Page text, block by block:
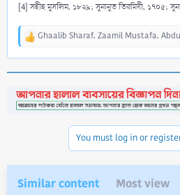
[4] সহীহ মুসলিম, ১৮২৯; সুনানুত তিরমিযী, ১৭০৫;
R
t
i
Ghaalib Sharaf, Zaamil Mustafa,
You must log in or
Similar content Most view